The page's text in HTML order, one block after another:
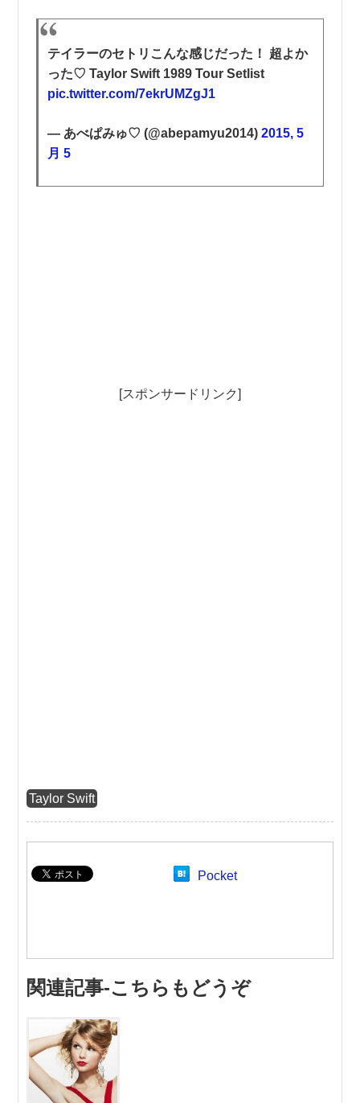
テイラーのセトリこんな感じだった！ 超よか
った♡ Taylor Swift 1989 Tour Setlist
pic.twitter.com/7ekrUMZgJ1
— あべぱみゅ♡ (@abepamyu2014)2015, 5
月 5
[スポンサードリンク]
Taylor Swift
Pocket
関連記事-こちらもどうぞ